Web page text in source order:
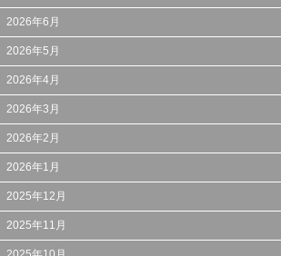
2026年6月
2026年5月
2026年4月
2026年3月
2026年2月
2026年1月
2025年12月
2025年11月